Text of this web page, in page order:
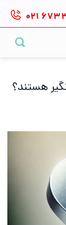
۰۲۱
هستند؟